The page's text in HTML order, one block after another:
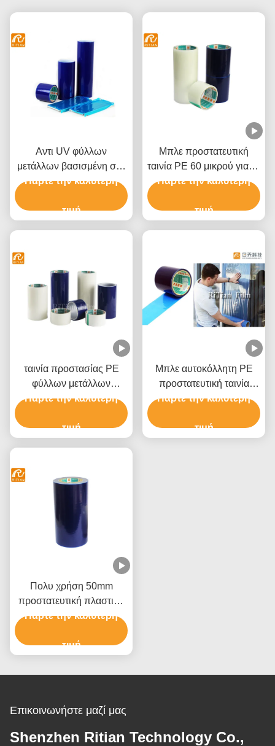
Αντι UV φύλλων
μετάλλων βασισμένη στο
διαλύτη κόλλα ταινιών
προστατευτική
Πάρτε την καλύτερη
τιμή
Μπλε προστατευτική
ταινία PE 60 μικρού για το
αλουμίνιο ανοξείδωτου
Πάρτε την καλύτερη
τιμή
ταινία προστασίας PE
φύλλων μετάλλων
0.05mm μπλε για τη
αργιλίου
Πάρτε την καλύτερη
τιμή
Μπλε αυτοκόλλητη PE
προστατευτική ταινία
παραθύρων ταινιών
Πάρτε την καλύτερη
τιμή
Πολυ χρήση 50mm
προστατευτική πλαστική
ταινία για το τύλιγμα
Πάρτε την καλύτερη
τιμή
Επικοινωνήστε μαζί μας
Shenzhen Ritian Technology Co.,